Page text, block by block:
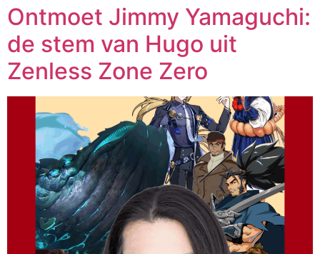
Ontmoet Jimmy Yamaguchi:
de stem van Hugo uit
Zenless Zone Zero